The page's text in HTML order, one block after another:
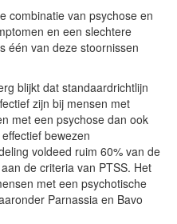
combinatie van psychose en
en een slechtere
één van deze stoornissen
blijkt dat standaardrichtlijn
zijn bij mensen met
met een psychose dan ook
bewezen
voldeed ruim 60% van de
de criteria van PTSS. Het
met een psychotische
Parnassia en Bavo